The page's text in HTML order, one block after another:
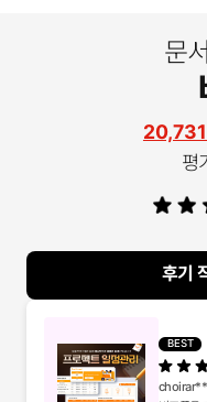
문
평
후기
BEST